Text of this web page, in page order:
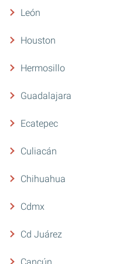
León
Houston
Hermosillo
Guadalajara
Ecatepec
Culiacán
Chihuahua
Cdmx
Cd Juárez